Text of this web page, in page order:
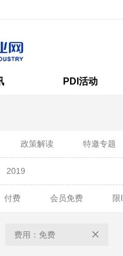
PDI活动
政策解读 特邀专题
2019
付费 会员免费
费用：免费